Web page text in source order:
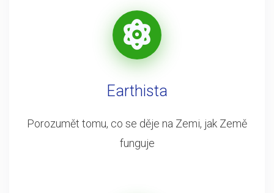
Earthista
Porozumět tomu, co se děje na Zemi, jak Země
funguje